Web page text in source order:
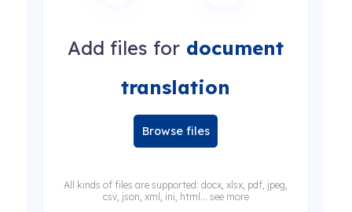
Add files for document
translation
Browse files
All kinds of files are supported: docx, xlsx, pdf, jpeg,
csv, json, xml, ini, html... see more